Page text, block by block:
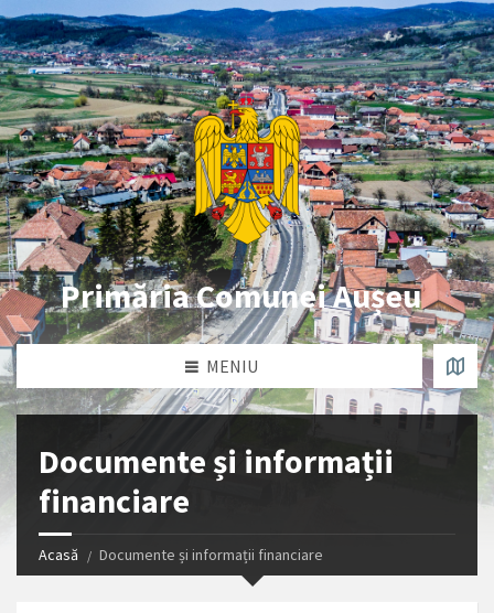
Primăria Comunei Aușeu
MENIU
Documente și informații
financiare
Acasă Documente și informații financiare